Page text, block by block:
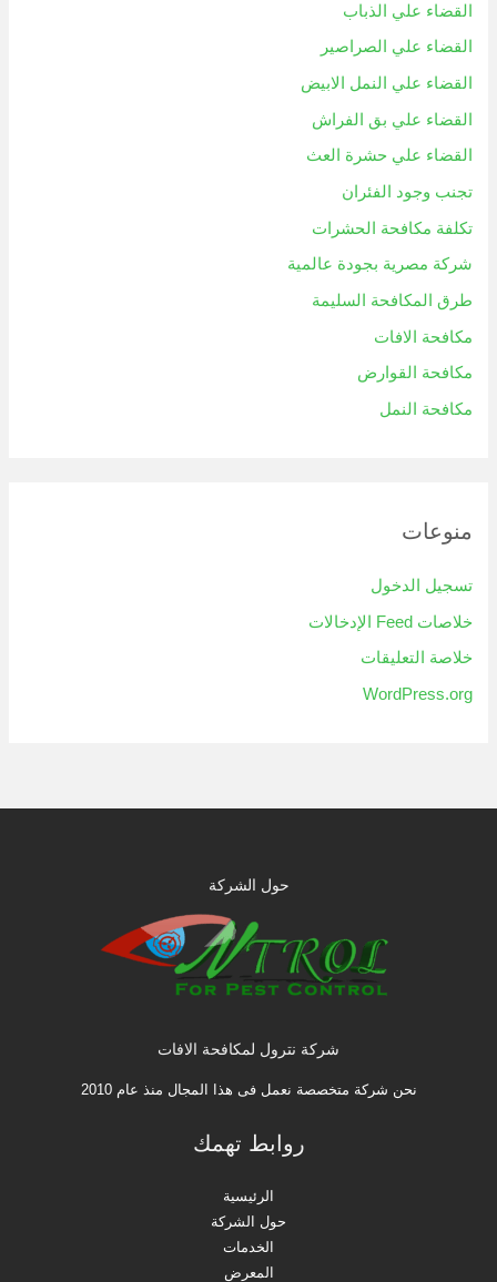
القضاء علي الذباب
القضاء علي الصراصير
القضاء علي النمل الابيض
القضاء علي بق الفراش
القضاء علي حشرة العث
تجنب وجود الفئران
تكلفة مكافحة الحشرات
شركة مصرية بجودة عالمية
طرق المكافحة السليمة
مكافحة الافات
مكافحة القوارض
مكافحة النمل
منوعات
تسجيل الدخول
خلاصات Feed الإدخالات
خلاصة التعليقات
WordPress.org
حول الشركة
شركة نترول لمكافحة الافات
نحن شركة متخصصة نعمل فى هذا المجال منذ عام 2010
روابط تهمك
الرئيسية
حول الشركة
الخدمات
المعرض